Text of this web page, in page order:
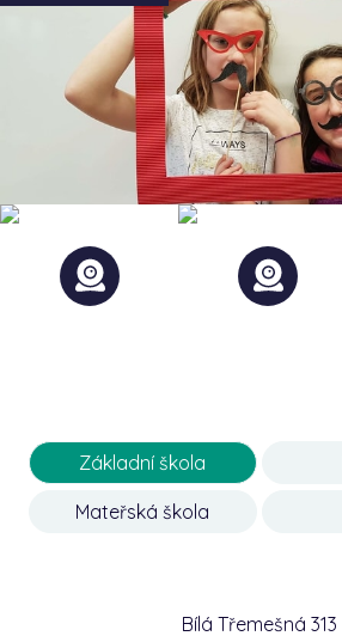
Základní škola
Mateřská škola
Bílá Třemešná 313